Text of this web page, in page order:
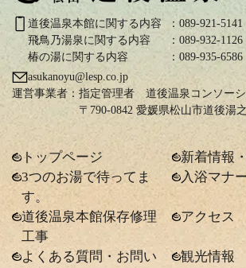
道後温泉本館に関する内容
：089-921-5141
飛鳥乃湯泉に関する内容
：089-932-1126
椿の湯に関する内容
：089-935-6586
asukanoyu@lesp.co.jp
運営事業者：指定管理者 道後温泉コンソー
〒790-0842 愛媛県松山市道後湯
トップページ
新着情報
3つのお湯で待ってま
す。
入浴マナ
道後温泉本館保存修理
工事
アクセス
よくある質問・お問い
観光情報